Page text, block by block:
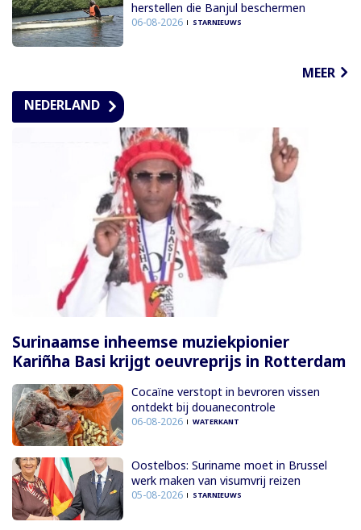
herstellen die Banjul beschermen
06-08-2026 STARNIEUWS
MEER
NEDERLAND
Surinaamse inheemse muziekpionier
Kariñha Basi krijgt oeuvreprijs in Rotterdam
Cocaïne verstopt in bevroren vissen
ontdekt bij douanecontrole
06-08-2026 WATERKANT
Oostelbos: Suriname moet in Brussel
werk maken van visumvrij reizen
05-08-2026 STARNIEUWS